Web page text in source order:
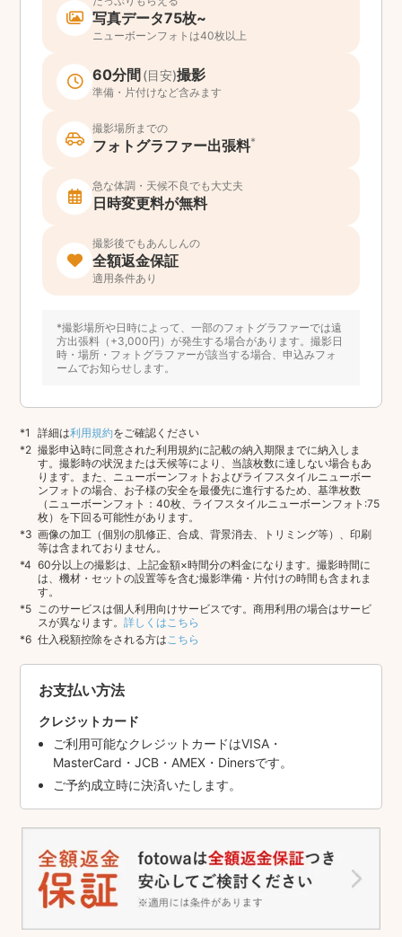
写真データ75枚~
ニューボーンフォトは40枚以上
60分間 (目安)撮影
準備・片付けなど含みます
撮影場所までの
フォトグラファー出張料*
急な体調・天候不良でも大丈夫
日時変更料が無料
撮影後でもあんしんの
全額返金保証
適用条件あり
*撮影場所や日時によって、一部のフォトグラファーでは遠
方出張料（+3,000円）が発生する場合があります。撮影日
時・場所・フォトグラファーが該当する場合、申込みフォ
ームでお知らせします。
詳細は利用規約をご確認ください
撮影申込時に同意された利用規約に記載の納入期限までに納入しま
す。撮影時の状況または天候等により、当該枚数に達しない場合もあ
ります。また、ニューボーンフォトおよびライフスタイルニューボー
ンフォトの場合、お子様の安全を最優先に進行するため、基準枚数
（ニューボーンフォト：40枚、ライフスタイルニューボーンフォト:75
枚）を下回る可能性があります。
画像の加工（個別の肌修正、合成、背景消去、トリミング等）、印刷
等は含まれておりません。
60分以上の撮影は、上記金額×時間分の料金になります。撮影時間に
は、機材・セットの設置等を含む撮影準備・片付けの時間も含まれま
す。
このサービスは個人利用向けサービスです。商用利用の場合はサービ
スが異なります。詳しくはこちら
仕入税額控除をされる方は こちら
お支払い方法
クレジットカード
ご利用可能なクレジットカードはVISA・
MasterCard・JCB・AMEX・Dinersです。
ご予約成立時に決済いたします。